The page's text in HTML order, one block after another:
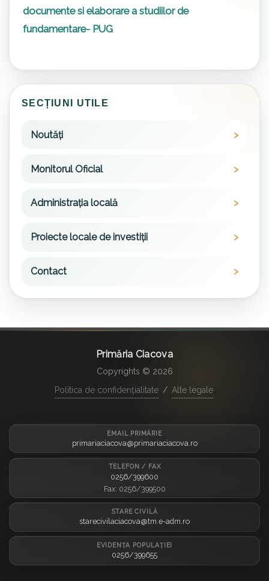
documente si elaborare a studiilor de
fundamentare- PUG
SECȚIUNI UTILE
Noutăți
Monitorul Oficial
Administrația locală
Proiecte locale de investiții
Contact
Primăria Ciacova
Copyrights © 2026
Politica de confidențialitate / Alte legale
EMAIL PRIMĂRIE
primariaciacova@primariaciacova.ro
TELEFON / FAX
0256/399600
Fax: 0256/399500
STARE CIVILĂ
starecivilaciacova@tm.e-adm.ro
EVIDENȚA POPULAȚIEI
0256/399655